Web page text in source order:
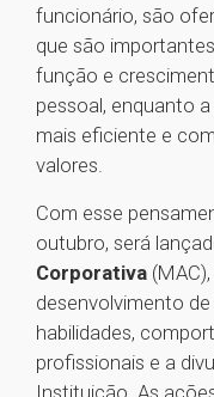
funcionário, são
que são
função e
pessoal, enquanto
mais eficiente e
valores.
Com esse
outubro, será
Corporativa
desenvolvimento de
habilidades,
profissionais e a